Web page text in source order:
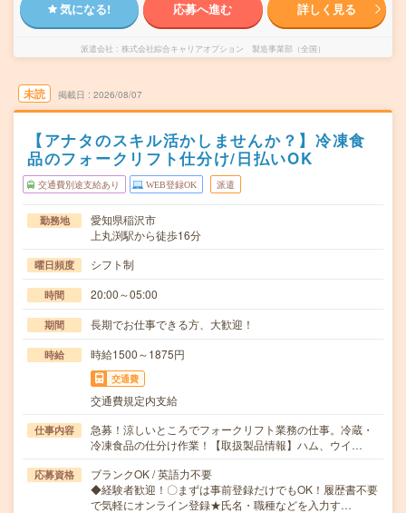
気になる! 応募へ進む 詳しく見る
派遣会社 株式会社綜合キャリアオプション 製造事業部（全国）
未読 掲載日 2026/08/07
【アナタのスキル活かしませんか？】冷凍食
品のフォークリフト仕分け/日払いOK
交通費別途支給あり WEB登録OK 派遣
勤務地
愛知県稲沢市
上丸渕駅から徒歩16分
曜日頻度 シフト制
時間 20:00～05:00
期間 長期でお仕事できる方、大歓迎！
時給 時給1500～1875円
交通費
交通費規定内支給
仕事内容
急募！涼しいところでフォークリフト業務の仕事。冷蔵・
冷凍食品の仕分け作業！【取扱製品情報】ハム、ウイ…
応募資格
ブランクOK / 英語力不要
◆経験者歓迎！〇まずは事前登録だけでもOK！履歴書不要
で気軽にオンライン登録★氏名・職種などを入力す…